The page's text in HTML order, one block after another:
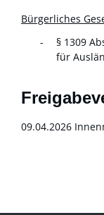
Bürgerliches
§ 1309
für
09.04.2026